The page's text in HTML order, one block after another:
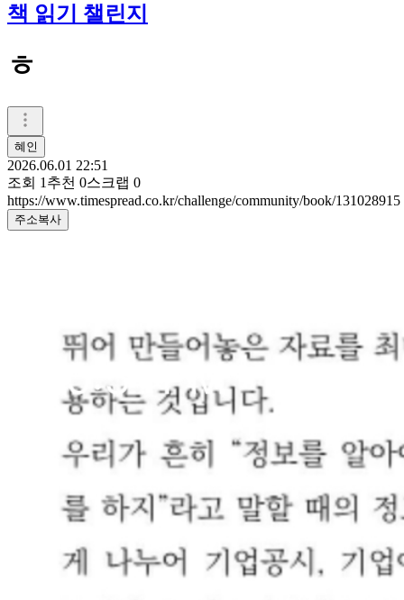
책 읽기 챌린지
ㅎ
혜인
2026.06.01 22:51
조회 1 추천 0스크랩 0
https://www.timespread.co.kr/challenge/community/book/131028915
주소복사